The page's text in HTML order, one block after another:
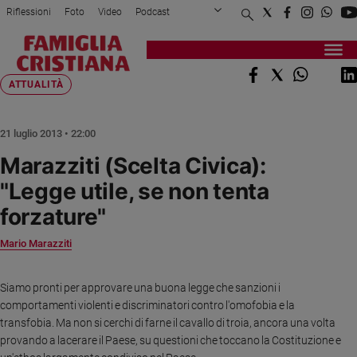
Attualità
Italia
Economia
Legalità
giustizia
Sport
Papa
Papa
Riflessioni Foto Video Podcast
Privacy Policy Chi siamo
Registrati Redazione
Home page Attualità
ATTUALITÀ
Marazziti (Scelta Civica):
"Legge utile, se non tenta
forzature"
Mario Marazziti
21 luglio 2013 • 22:00
Siamo pronti per approvare una buona legge che sanzioni i
comportamenti violenti e discriminatori contro l'omofobia e la
transfobia. Ma non si cerchi di farne il cavallo di troia, ancora una volta
provando a lacerare il Paese, su questioni che toccano la Costituzione e